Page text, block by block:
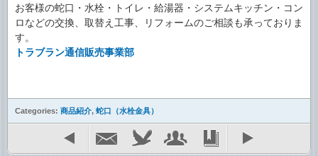
お客様の蛇口・水栓・トイレ・給湯器・システムキッチン・コン
ロなどの交換、取替え工事、リフォームのご相談も承っておりま
す。
トラブラン通信販売事業部
Categories: 商品紹介, 蛇口（水栓金具）